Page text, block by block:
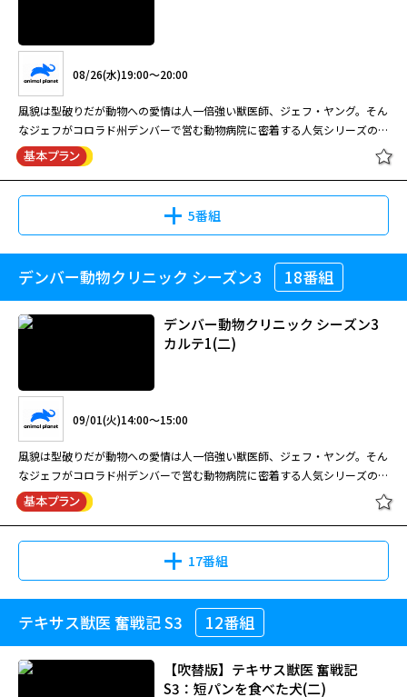
08/26(水)19:00～20:00
風貌は型破りだが動物への愛情は人一倍強い獣医師、ジェフ・ヤング。そん
なジェフがコロラド州デンバーで営む動物病院に密着する人気シリーズの日
本語吹替版！「外科侍」を名乗るジェフ率いるチームが行う治療と手術のシ
ーンはリアルで緊迫感に満ちていて必見！どんなに厳しい状況でも、飼い主
ら目が離せない。吹替版によって大人から子供まで幅広い層にさらに見やす
5番組
デンバー動物クリニック シーズン3 18番組
デンバー動物クリニック シーズン3
カルテ1(二)
09/01(火)14:00～15:00
風貌は型破りだが動物への愛情は人一倍強い獣医師、ジェフ・ヤング。そん
なジェフがコロラド州デンバーで営む動物病院に密着する人気シリーズの日
本語吹替版！「外科侍」を名乗るジェフ率いるチームが行う治療と手術のシ
ーンはリアルで緊迫感に満ちていて必見！どんなに厳しい状況でも、飼い主
ら目が離せない。吹替版によって大人から子供まで幅広い層にさらに見やす
くなった人気シリーズに注目！ （60分×12話） ロッキー山脈のふもと、コ
は、さらに患者の数が増え、先生のクリニックは毎日大忙し！再び歩行でき
るように懸命に犬を治療したり、妙なものを食べてしまった猫の手術を行っ
たり、また負傷したトラの往診へも駆けつける。
17番組
テキサス獣医 奮戦記 S3 12番組
【吹替版】テキサス獣医 奮戦記
S3：短パンを食べた犬(二)